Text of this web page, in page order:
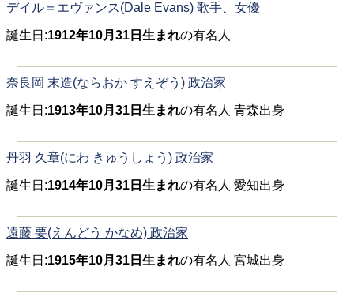
デイル＝エヴァンス(Dale Evans) 歌手、女優
誕生日:1912年10月31日生まれの有名人
奈良岡 末造(ならおか すえぞう) 政治家
誕生日:1913年10月31日生まれの有名人 青森出身
丹羽 久章(にわ きゅうしょう) 政治家
誕生日:1914年10月31日生まれの有名人 愛知出身
遠藤 要(えんどう かなめ) 政治家
誕生日:1915年10月31日生まれの有名人 宮城出身